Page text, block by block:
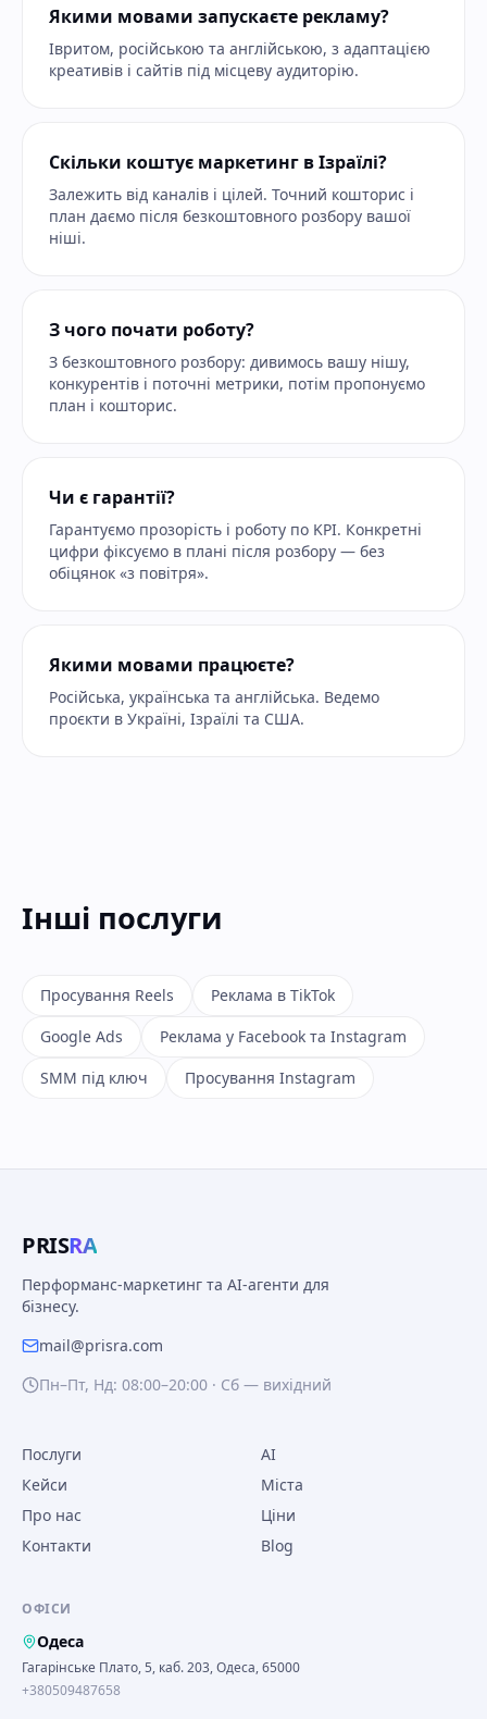
Якими мовами запускаєте рекламу?
Івритом, російською та англійською, з адаптацією
креативів і сайтів під місцеву аудиторію.
Скільки коштує маркетинг в Ізраїлі?
Залежить від каналів і цілей. Точний кошторис і
план даємо після безкоштовного розбору вашої
ніші.
З чого почати роботу?
З безкоштовного розбору: дивимось вашу нішу,
конкурентів і поточні метрики, потім пропонуємо
план і кошторис.
Чи є гарантії?
Гарантуємо прозорість і роботу по KPI. Конкретні
цифри фіксуємо в плані після розбору — без
обіцянок «з повітря».
Якими мовами працюєте?
Російська, українська та англійська. Ведемо
проєкти в Україні, Ізраїлі та США.
Інші послуги
Просування Reels
Реклама в TikTok
Google Ads
Реклама у Facebook та Instagram
SMM під ключ
Просування Instagram
PRISRA
Перформанс-маркетинг та AI-агенти для
бізнесу.
mail@prisra.com
Пн–Пт, Нд: 08:00–20:00 · Сб — вихідний
Послуги
AI
Кейси
Міста
Про нас
Ціни
Контакти
Blog
ОФІСИ
Одеса
Гагарінське Плато, 5, каб. 203, Одеса, 65000
+380509487658